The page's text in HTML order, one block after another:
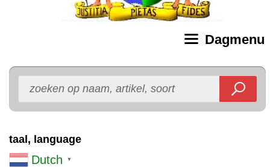
Dagmenu
taal, language
Dutch ▼